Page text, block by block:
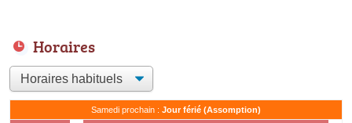
Horaires
Samedi prochain : Jour férié (Assomption)